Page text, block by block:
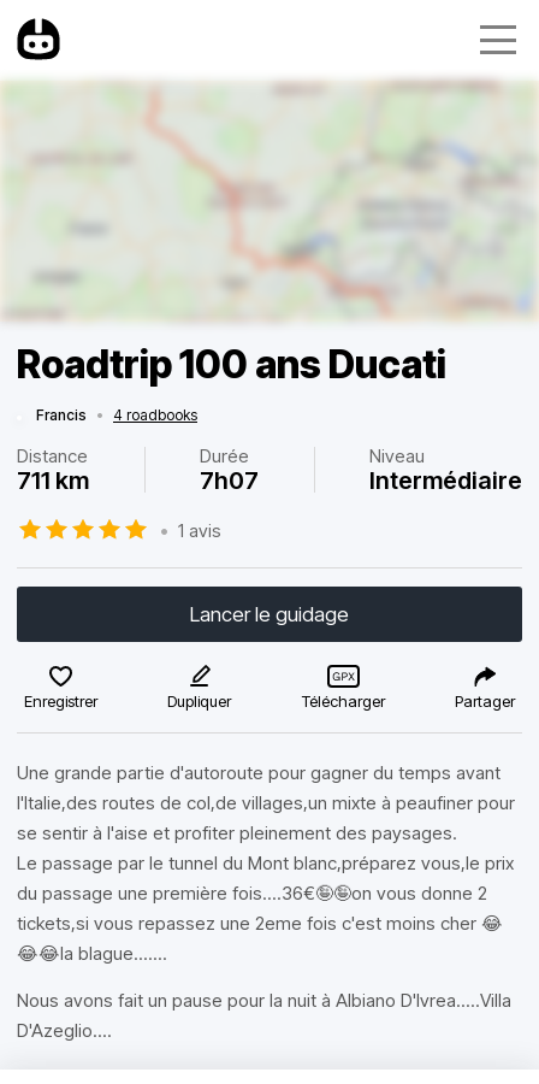
Roadtrip 100 ans Ducati
Francis • 4 roadbooks
Distance
711 km
Durée
7h07
Niveau
Intermédiaire
• 1 avis
Lancer le guidage
Enregistrer Dupliquer Télécharger Partager
Une grande partie d'autoroute pour gagner du temps avant
l'Italie,des routes de col,de villages,un mixte à peaufiner pour
se sentir à l'aise et profiter pleinement des paysages.
Le passage par le tunnel du Mont blanc,préparez vous,le prix
du passage une première fois....36€🤪🤪on vous donne 2
tickets,si vous repassez une 2eme fois c'est moins cher 😂
😂😂la blague.......
Nous avons fait un pause pour la nuit à Albiano D'Ivrea.....Villa
D'Azeglio....